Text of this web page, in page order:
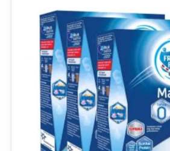
Selain itu, kandungan yang
ibu hamil dari Mama Soya ini
mengurangi rasa mual dan
masa kehamilan muda.